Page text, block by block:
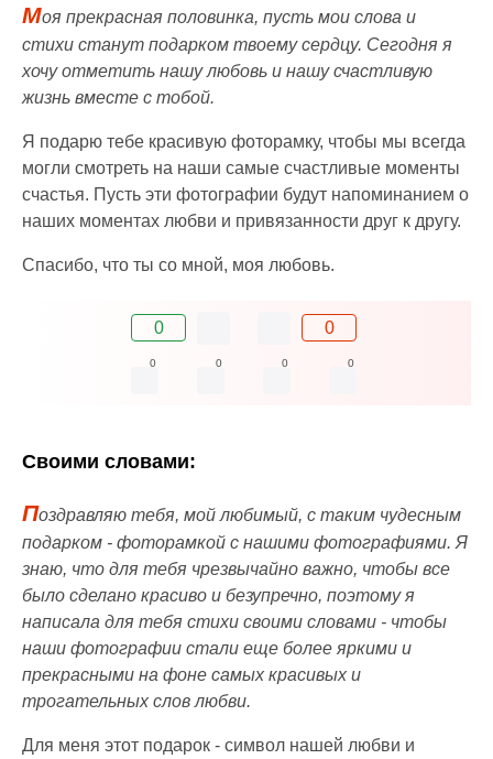
Моя прекрасная половинка, пусть мои слова и
стихи станут подарком твоему сердцу. Сегодня я
хочу отметить нашу любовь и нашу счастливую
жизнь вместе с тобой.
Я подарю тебе красивую фоторамку, чтобы мы всегда
могли смотреть на наши самые счастливые моменты
счастья. Пусть эти фотографии будут напоминанием о
наших моментах любви и привязанности друг к другу.
Спасибо, что ты со мной, моя любовь.
0 0
0 0 0 0
Своими словами:
Поздравляю тебя, мой любимый, с таким чудесным
подарком - фоторамкой с нашими фотографиями. Я
знаю, что для тебя чрезвычайно важно, чтобы все
было сделано красиво и безупречно, поэтому я
написала для тебя стихи своими словами - чтобы
наши фотографии стали еще более яркими и
прекрасными на фоне самых красивых и
трогательных слов любви.
Для меня этот подарок - символ нашей любви и